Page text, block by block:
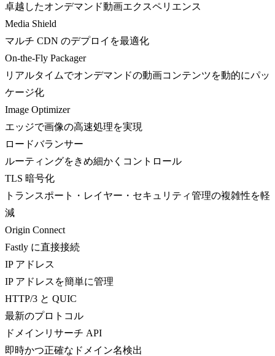
卓越したオンデマンド動画エクスペリエンス
Media Shield
マルチ CDN のデプロイを最適化
On-the-Fly Packager
リアルタイムでオンデマンドの動画コンテンツを動的にパッ
ケージ化
Image Optimizer
エッジで画像の高速処理を実現
ロードバランサー
ルーティングをきめ細かくコントロール
TLS 暗号化
トランスポート・レイヤー・セキュリティ管理の複雑性を軽
減
Origin Connect
Fastly に直接接続
IP アドレス
IP アドレスを簡単に管理
HTTP/3 と QUIC
最新のプロトコル
ドメインリサーチ API
即時かつ正確なドメイン名検出